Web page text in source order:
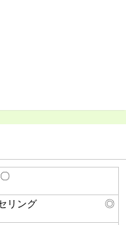
リング ◎